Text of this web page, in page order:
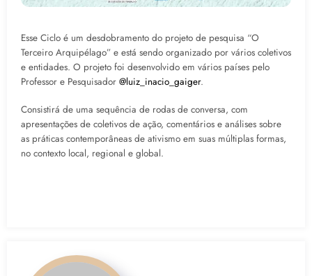
Esse Ciclo é um desdobramento do projeto de pesquisa “O
Terceiro Arquipélago” e está sendo organizado por vários coletivos
e entidades. O projeto foi desenvolvido em vários países pelo
Professor e Pesquisador @luiz_inacio_gaiger.
Consistirá de uma sequência de rodas de conversa, com
apresentações de coletivos de ação, comentários e análises sobre
as práticas contemporâneas de ativismo em suas múltiplas formas,
no contexto local, regional e global.